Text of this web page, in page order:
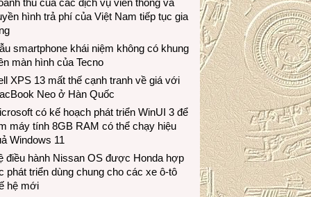
thu của các dịch vụ viễn thông và
hình trả phí của Việt Nam tiếp tục gia
smartphone khái niệm không có khung
màn hình của Tecno
XPS 13 mất thế cạnh tranh về giá với
Neo ở Hàn Quốc
có kế hoạch phát triển WinUI 3 để
máy tính 8GB RAM có thể chạy hiệu
Windows 11
điều hành Nissan OS được Honda hợp
phát triển dùng chung cho các xe ô-tô
hệ mới